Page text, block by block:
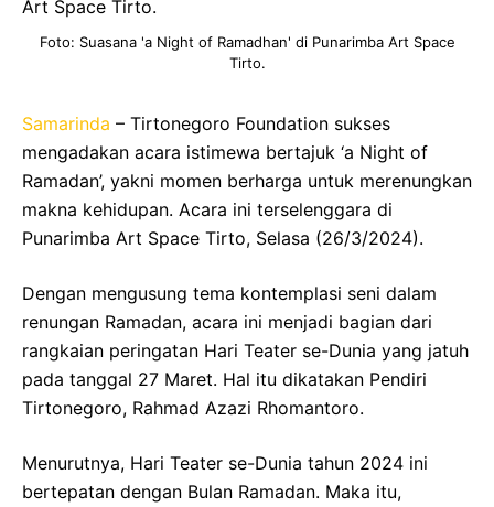
Foto: Suasana 'a Night of Ramadhan' di Punarimba Art Space
Tirto.
Samarinda – Tirtonegoro Foundation sukses
mengadakan acara istimewa bertajuk ‘a Night of
Ramadan’, yakni momen berharga untuk merenungkan
makna kehidupan. Acara ini terselenggara di
Punarimba Art Space Tirto, Selasa (26/3/2024).
Dengan mengusung tema kontemplasi seni dalam
renungan Ramadan, acara ini menjadi bagian dari
rangkaian peringatan Hari Teater se-Dunia yang jatuh
pada tanggal 27 Maret. Hal itu dikatakan Pendiri
Tirtonegoro, Rahmad Azazi Rhomantoro.
Menurutnya, Hari Teater se-Dunia tahun 2024 ini
bertepatan dengan Bulan Ramadan. Maka itu,